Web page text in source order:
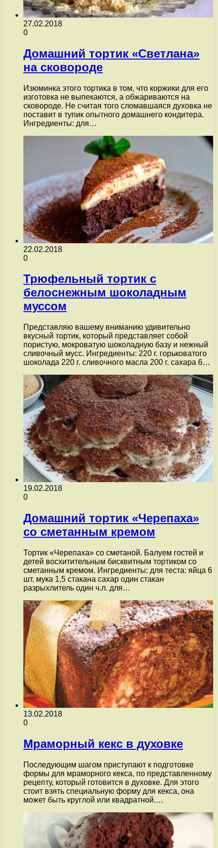
27.02.2018
0
Домашний тортик «Светлана»
на сковороде
Изюминка этого тортика в том, что коржики для его
изготовка не выпекаются, а обжариваются на
сковороде. Не считая того сломавшаяся духовка не
поставит в тупик опытного домашнего кондитера.
Ингредиенты: для…
22.02.2018
0
Трюфельный тортик с
белоснежным шоколадным
муссом
Представляю вашему вниманию удивительно
вкусный тортик, который представляет собой
пористую, мокроватую шоколадную базу и нежный
сливочный мусс. Ингредиенты: 220 г. горьковатого
шоколада 220 г. сливочного масла 200 г. сахара 6…
19.02.2018
0
Домашний тортик «Черепаха»
со сметанным кремом
Тортик «Черепаха» со сметаной. Балуем гостей и
детей восхитительным бисквитным тортиком со
сметанным кремом. Ингредиенты: для теста: яйца 6
шт. мука 1,5 стакана сахар один стакан
разрыхлитель один ч.л. для…
13.02.2018
0
Мраморный кекс в духовке
Последующим шагом приступают к подготовке
формы для мраморного кекса, по представленному
рецепту, который готовится в духовке. Для этого
стоит взять специальную форму для кекса, она
может быть круглой или квадратной.…